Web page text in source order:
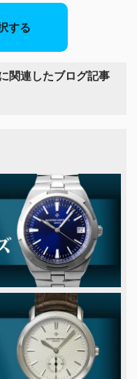
する
関連したブログ記事